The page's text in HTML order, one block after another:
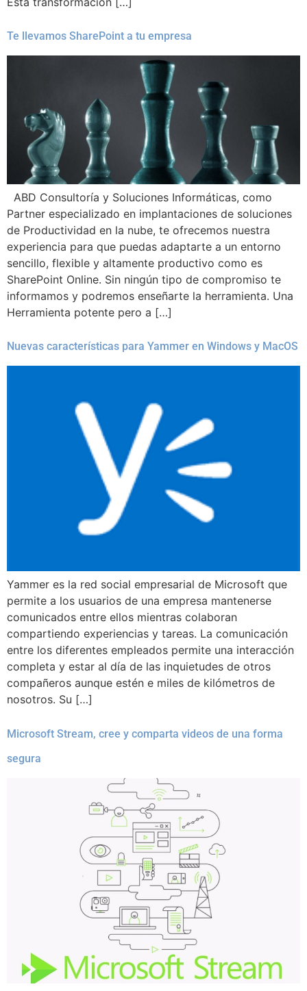
Te llevamos SharePoint a tu empresa
ABD Consultoría y Soluciones Informáticas, como
Partner especializado en implantaciones de soluciones
de Productividad en la nube, te ofrecemos nuestra
experiencia para que puedas adaptarte a un entorno
sencillo, flexible y altamente productivo como es
SharePoint Online. Sin ningún tipo de compromiso te
informamos y podremos enseñarte la herramienta. Una
Herramienta potente pero a […]
Nuevas características para Yammer en Windows y MacOS
Yammer es la red social empresarial de Microsoft que
permite a los usuarios de una empresa mantenerse
comunicados entre ellos mientras colaboran
compartiendo experiencias y tareas. La comunicación
entre los diferentes empleados permite una interacción
completa y estar al día de las inquietudes de otros
compañeros aunque estén e miles de kilómetros de
nosotros. Su […]
Microsoft Stream, cree y comparta videos de una forma
segura